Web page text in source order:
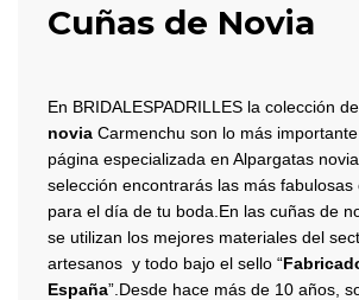
Cuñas de Novia
En BRIDALESPADRILLES la colección de
novia Carmenchu son lo más
página especializada en Alpargatas
selección encontrarás las más fabulosas
para el día de tu boda.En las cuñas de
se utilizan los mejores materiales del
artesanos y todo bajo el sello “
España”.Desde hace más de 10 años,